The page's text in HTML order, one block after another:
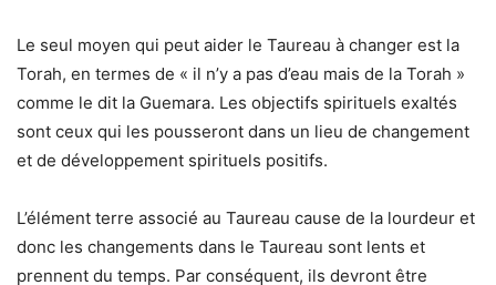
Le seul moyen qui peut aider le Taureau à changer est la
Torah, en termes de « il n’y a pas d’eau mais de la Torah »
comme le dit la Guemara. Les objectifs spirituels exaltés
sont ceux qui les pousseront dans un lieu de changement
et de développement spirituels positifs.
L’élément terre associé au Taureau cause de la lourdeur et
donc les changements dans le Taureau sont lents et
prennent du temps. Par conséquent, ils devront être